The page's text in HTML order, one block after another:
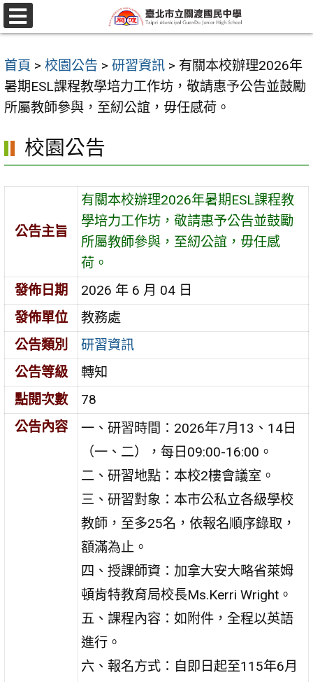
跳
至
要
內
容
選
單
首頁 > 校園公告 > 研習資訊 > 有關本校辦理2026年
暑期ESL課程教學培力工作坊，敬請惠予公告並鼓勵
所屬教師參與，至紉公誼，毋任感荷。
校園公告
公告主旨
有關本校辦理2026年暑期ESL課程教
學培力工作坊，敬請惠予公告並鼓勵
所屬教師參與，至紉公誼，毋任感
荷。
發佈日期
2026 年 6 月 04 日
發佈單位
教務處
公告類別
研習資訊
公告等級
轉知
點閱次數
78
公告內容
一、研習時間：2026年7月13、14日
（一、二），每日09:00-16:00。
二、研習地點：本校2樓會議室。
三、研習對象：本市公私立各級學校
教師，至多25名，依報名順序錄取，
額滿為止。
四、授課師資：加拿大安大略省萊姆
頓肯特教育局校長Ms.Kerri Wright。
五、課程內容：如附件，全程以英語
進行。
六、報名方式：自即日起至115年6月